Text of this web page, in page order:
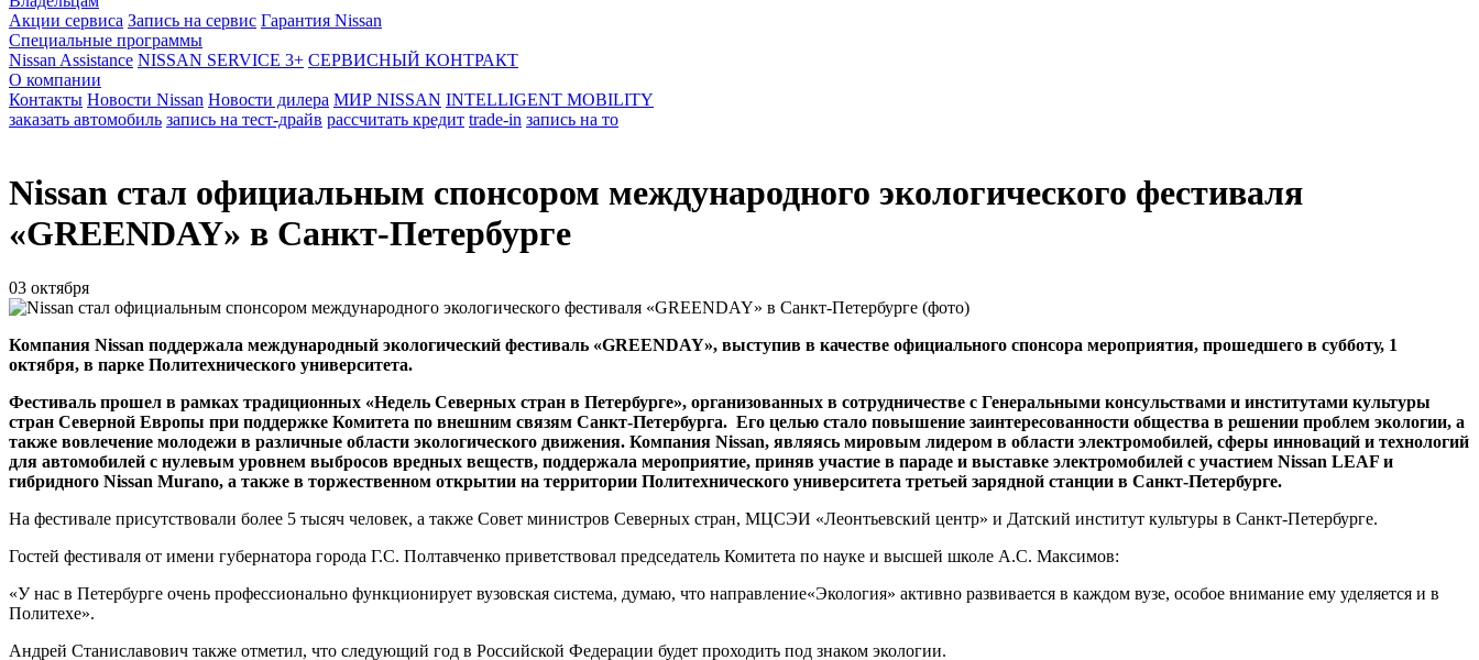
Акции сервиса Запись на сервис Гарантия Nissan
Специальные программы
Nissan Assistance NISSAN SERVICE 3+ СЕРВИСНЫЙ КОНТРАКТ
О компании
Контакты Новости Nissan Новости дилера МИР NISSAN INTELLIGENT MOBILITY
заказать автомобиль запись на тест-драйв рассчитать кредит trade-in запись на то
Nissan стал официальным спонсором международного экологического фестиваля
«GREENDAY» в Санкт-Петербурге
03 октября
Компания Nissan поддержала международный экологический фестиваль «GREENDAY», выступив в качестве официального спонсора мероприятия, прошедшего в субботу, 1
октября, в парке Политехнического университета.
Фестиваль прошел в рамках традиционных «Недель Северных стран в Петербурге», организованных в сотрудничестве с Генеральными консульствами и институтами культуры
стран Северной Европы при поддержке Комитета по внешним связям Санкт-Петербурга. Его целью стало повышение заинтересованности общества в решении проблем экологии, а
также вовлечение молодежи в различные области экологического движения. Компания Nissan, являясь мировым лидером в области электромобилей, сферы инноваций и технологий
для автомобилей с нулевым уровнем выбросов вредных веществ, поддержала мероприятие, приняв участие в параде и выставке электромобилей с участием Nissan LEAF и
гибридного Nissan Murano, а также в торжественном открытии на территории Политехнического университета третьей зарядной станции в Санкт-Петербурге.
На фестивале присутствовали более 5 тысяч человек, а также Совет министров Северных стран, МЦСЭИ «Леонтьевский центр» и Датский институт культуры в Санкт-Петербурге.
Гостей фестиваля от имени губернатора города Г.С. Полтавченко приветствовал председатель Комитета по науке и высшей школе А.С. Максимов:
«У нас в Петербурге очень профессионально функционирует вузовская система, думаю, что направление«Экология» активно развивается в каждом вузе, особое внимание ему уделяется и в
Политехе».
Андрей Станиславович также отметил, что следующий год в Российской Федерации будет проходить под знаком экологии.